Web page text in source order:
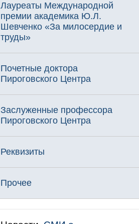
Лауреаты Международной
премии академика Ю.Л.
Шевченко «За милосердие и
труды»
Почетные доктора
Пироговского Центра
Заслуженные профессора
Пироговского Центра
Реквизиты
Прочее